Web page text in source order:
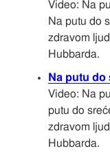
Video: Na
Na putu do
zdravom
Hubbarda.
Na putu
Video: Na
putu do
zdravom
Hubbarda.